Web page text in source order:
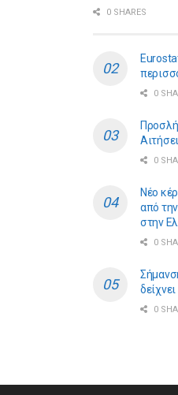
0 SHARES
0
0
Νέο
από
στην
0
δείχνει
0